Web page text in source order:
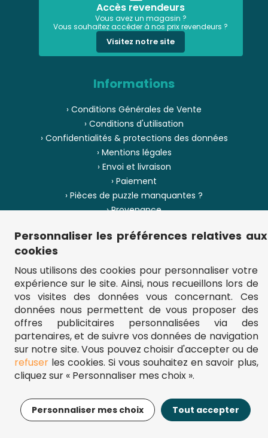
17,95€ Ajouter au panier
Accès revendeurs
Vous avez un magasin ?
Vous souhaitez accéder à nos prix revendeurs ?
Visitez notre site
Informations
› Conditions Générales de Vente
› Conditions d'utilisation
› Confidentialités & protections des données
› Mentions légales
› Envoi et livraison
› Paiement
› Pièces de puzzle manquantes ?
› Provenance
› Plan du site
** Frais d'envoi = 6,95 € (France) / gratuit à partir de 45 €.
fou-de-puzzle.com : le site référence pour acheter des puzzles de
qualité à bon prix.
© Fou-de-puzzle.com 2011 - 2026
Personnaliser les préférences relatives aux
cookies
Nous utilisons des cookies pour personnaliser votre
expérience sur le site. Ainsi, nous recueillons lors de
vos visites des données vous concernant. Ces
données nous permettent de vous proposer des
offres publicitaires personnalisées via des
partenaires, et de suivre vos données de navigation
sur notre site. Vous pouvez choisir d'accepter ou de
refuserles cookies. Si vous souhaitez en savoir plus,
cliquez sur « Personnaliser mes choix ».
Personnaliser mes choix Tout accepter